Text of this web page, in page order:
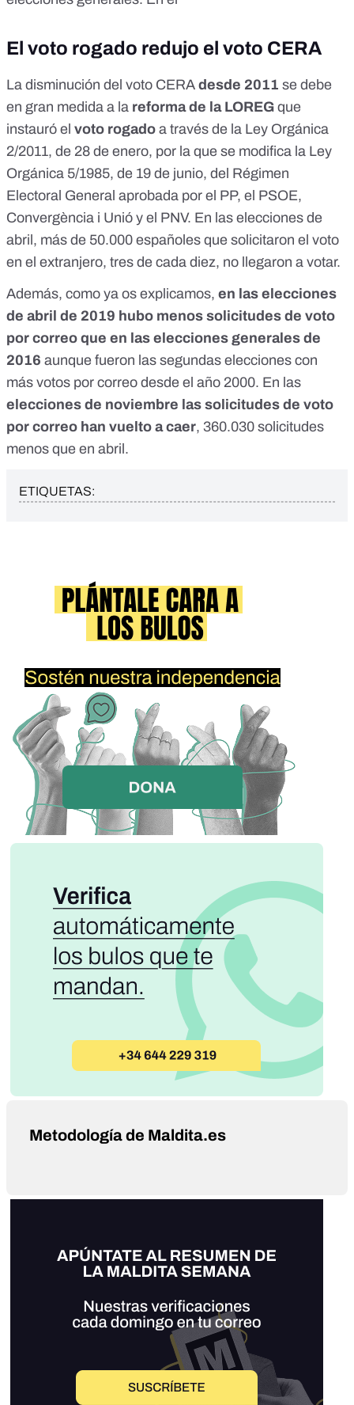
El voto rogado redujo el voto CERA
La disminución del voto CERA desde 2011 se debe
en gran medida a la reforma de la LOREG que
instauró el voto rogado a través de la Ley Orgánica
2/2011, de 28 de enero, por la que se modifica la Ley
Orgánica 5/1985, de 19 de junio, del Régimen
Electoral General aprobada por el PP, el PSOE,
Convergència i Unió y el PNV. En las elecciones de
abril, más de 50.000 españoles que solicitaron el voto
en el extranjero, tres de cada diez, no llegaron a votar.
Además, como ya os explicamos, en las elecciones
de abril de 2019 hubo menos solicitudes de voto
por correo que en las elecciones generales de
2016 aunque fueron las segundas elecciones con
más votos por correo desde el año 2000. En las
elecciones de noviembre las solicitudes de voto
por correo han vuelto a caer, 360.030 solicitudes
menos que en abril.
ETIQUETAS:
Metodología de Maldita.es